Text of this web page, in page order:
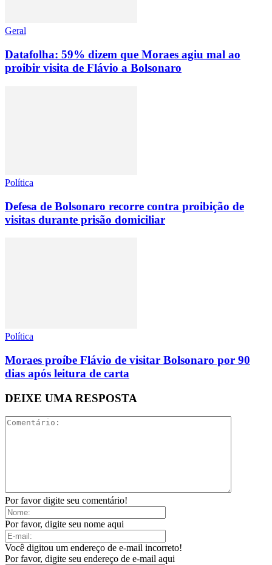
Geral
Datafolha: 59% dizem que Moraes agiu mal ao
proibir visita de Flávio a Bolsonaro
Política
Defesa de Bolsonaro recorre contra proibição de
visitas durante prisão domiciliar
Política
Moraes proíbe Flávio de visitar Bolsonaro por 90
dias após leitura de carta
DEIXE UMA RESPOSTA
Por favor digite seu comentário!
Por favor, digite seu nome aqui
Você digitou um endereço de e-mail incorreto!
Por favor, digite seu endereço de e-mail aqui